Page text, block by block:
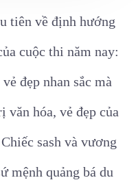
tiên về định hướng
cuộc thi năm nay:
đẹp nhan sắc mà
văn hóa, vẻ đẹp của
sash và vương
mệnh quảng bá du